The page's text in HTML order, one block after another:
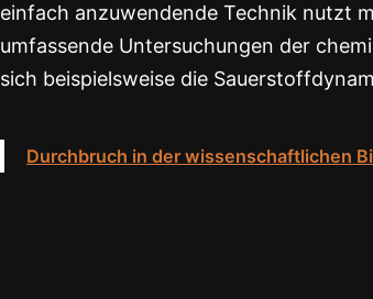
einfach anzuwendende Technik nutzt
umfassende Untersuchungen der
sich beispielsweise die
Durchbruch in der wissenschaftlichen